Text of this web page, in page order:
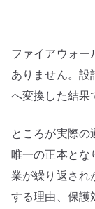
–
定
数、
証、
変
管
理
ファイアウォー
ありません。設
へ変換した結果
ところが実際
唯一の正本とな
業が繰り返され
する理由、保護